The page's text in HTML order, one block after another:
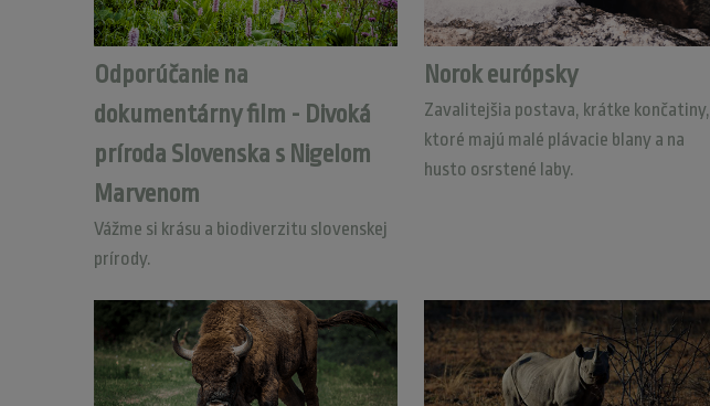
Odporúčanie na
dokumentárny film - Divoká
príroda Slovenska s Nigelom
Marvenom
Vážme si krásu a biodiverzitu slovenskej
prírody.
Norok európsky
Zavalitejšia postava, krátke končatiny,
ktoré majú malé plávacie blany a na
husto osrstené laby.